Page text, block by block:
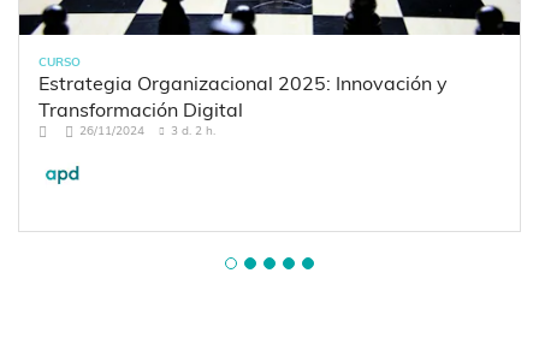
CURSO
Estrategia Organizacional 2025: Innovación y
Transformación Digital
26/11/2024 3 d. 2 h.